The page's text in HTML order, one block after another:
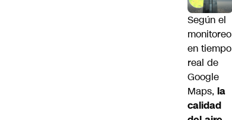
Según el
monitoreo
en tiempo
real de
Google
Maps, la
calidad